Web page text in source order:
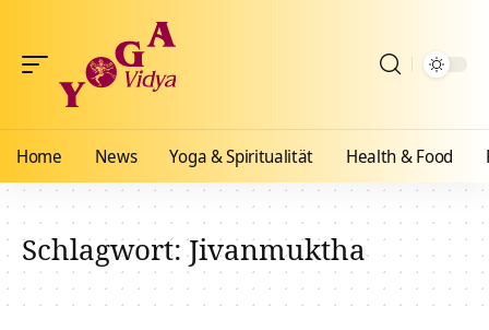
Home News Yoga & Spiritualität Health & Food
Schlagwort:Jivanmuktha